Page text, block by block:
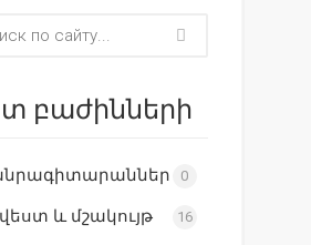
բաժինների
0
և մշակույթ 16